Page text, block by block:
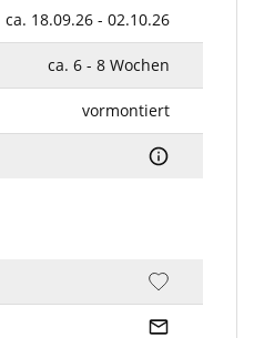
ca. 18.09.26 - 02.10.26
ca. 6 - 8 Wochen
vormontiert